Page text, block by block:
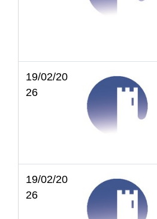
19/02/20
26
19/02/20
26